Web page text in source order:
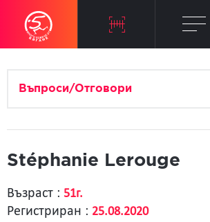
Въпроси/Отговори
Stéphanie Lerouge
Възраст : 51г.
Регистриран : 25.08.2020